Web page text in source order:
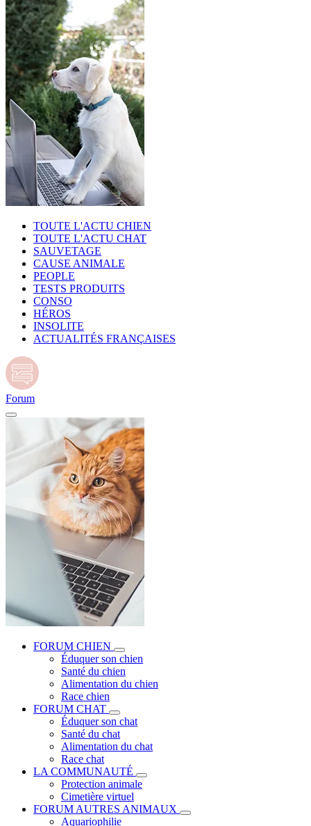
TOUTE L'ACTU CHIEN
TOUTE L'ACTU CHAT
SAUVETAGE
CAUSE ANIMALE
PEOPLE
TESTS PRODUITS
CONSO
HÉROS
INSOLITE
ACTUALITÉS FRANÇAISES
Forum
FORUM CHIEN
Éduquer son chien
Santé du chien
Alimentation du chien
Race chien
FORUM CHAT
Éduquer son chat
Santé du chat
Alimentation du chat
Race chat
LA COMMUNAUTÉ
Protection animale
Cimetière virtuel
FORUM AUTRES ANIMAUX
Aquariophilie